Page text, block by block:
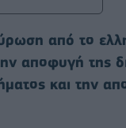
από το
αποφυγή της
και την